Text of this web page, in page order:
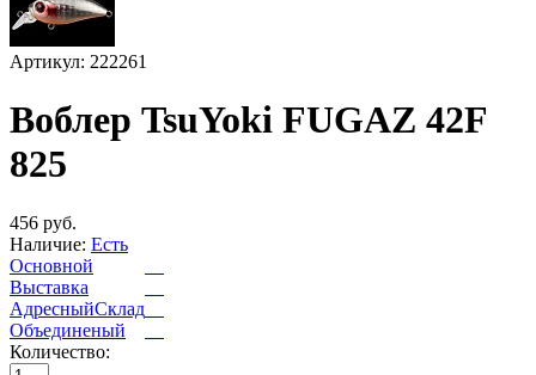
Артикул: 222261
Воблер TsuYoki FUGAZ 42F
825
456 руб.
Наличие: Есть
Основной
Выставка
АдресныйСклад
Объединеный
Количество: